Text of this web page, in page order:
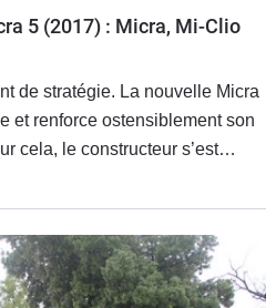
5 (2017) : Micra, Mi-Clio
de stratégie. La nouvelle Micra
et renforce ostensiblement son
cela, le constructeur s’est
Nissan ou une simple Clio
IG-T 90.